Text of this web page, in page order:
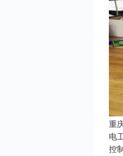
重
电
控